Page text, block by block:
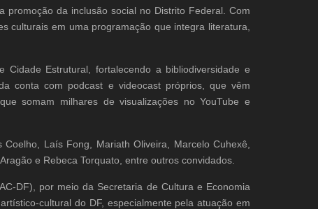
da inclusão social no Distrito Federal. Com
culturais em uma programação que integra literatura,
Estrutural, fortalecendo a bibliodiversidade e
conta com podcast e videocast próprios, que vêm
somam milhares de visualizações no YouTube e
Laís Fong, Mariath Oliveira, Marcelo Cuhexê,
e Rebeca Torquato, entre outros convidados.
DF), por meio da Secretaria de Cultura e Economia
cultural do DF, especialmente pela atuação em